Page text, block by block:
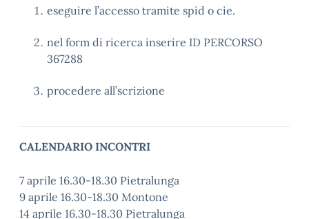
eseguire l’accesso tramite spid o cie.
nel form di ricerca inserire ID PERCORSO
367288
procedere all’scrizione
CALENDARIO INCONTRI
7 aprile 16.30-18.30 Pietralunga
9 aprile 16.30-18.30 Montone
14 aprile 16.30-18.30 Pietralunga